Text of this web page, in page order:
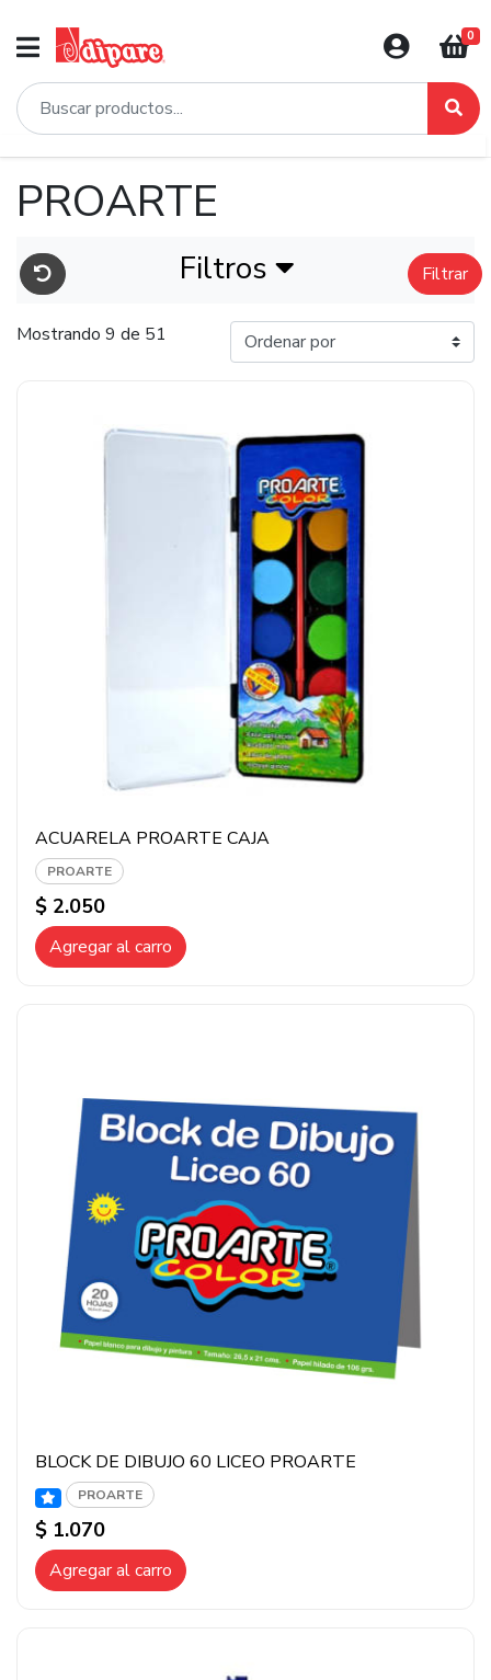
0
PROARTE
Filtros Filtrar
Mostrando 9 de 51
ACUARELA PROARTE CAJA
PROARTE
$ 2.050
Agregar al carro
BLOCK DE DIBUJO 60 LICEO PROARTE
PROARTE
$ 1.070
Agregar al carro